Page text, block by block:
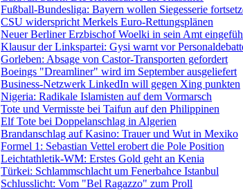
Fußball-Bundesliga: Bayern wollen Siegesserie
CSU widerspricht Merkels Euro-Rettungsplänen
Neuer Berliner Erzbischof Woelki in sein Amt
Klausur der Linkspartei: Gysi warnt vor
Gorleben: Absage von Castor-Transporten gefordert
Boeings "Dreamliner" wird im September ausgeliefert
Business-Netzwerk LinkedIn will gegen Xing punkten
Nigeria: Radikale Islamisten auf dem Vormarsch
Tote und Vermisste bei Taifun auf den Philippinen
Elf Tote bei Doppelanschlag in Algerien
Brandanschlag auf Kasino: Trauer und Wut in Mexiko
Formel 1: Sebastian Vettel erobert die Pole Position
Leichtathletik-WM: Erstes Gold geht an Kenia
Türkei: Schlammschlacht um Fenerbahce Istanbul
Schlusslicht: Vom "Bel Ragazzo" zum Proll